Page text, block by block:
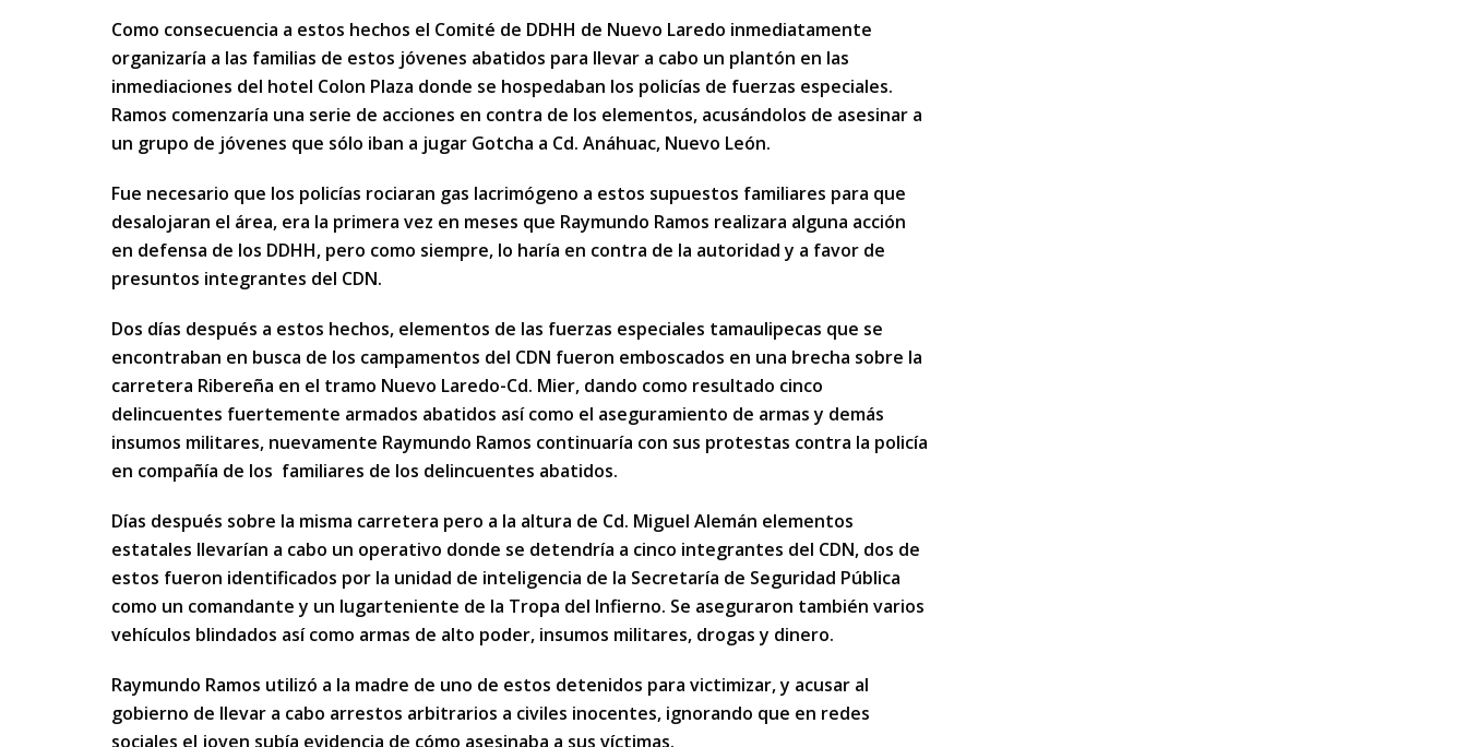
Como consecuencia a estos hechos el Comité de DDHH de Nuevo Laredo inmediatamente
organizaría a las familias de estos jóvenes abatidos para llevar a cabo un plantón en las
inmediaciones del hotel Colon Plaza donde se hospedaban los policías de fuerzas especiales.
Ramos comenzaría una serie de acciones en contra de los elementos, acusándolos de asesinar a
un grupo de jóvenes que sólo iban a jugar Gotcha a Cd. Anáhuac, Nuevo León.
Fue necesario que los policías rociaran gas lacrimógeno a estos supuestos familiares para que
desalojaran el área, era la primera vez en meses que Raymundo Ramos realizara alguna acción
en defensa de los DDHH, pero como siempre, lo haría en contra de la autoridad y a favor de
presuntos integrantes del CDN.
Dos días después a estos hechos, elementos de las fuerzas especiales tamaulipecas que se
encontraban en busca de los campamentos del CDN fueron emboscados en una brecha sobre la
carretera Ribereña en el tramo Nuevo Laredo-Cd. Mier, dando como resultado cinco
delincuentes fuertemente armados abatidos así como el aseguramiento de armas y demás
insumos militares, nuevamente Raymundo Ramos continuaría con sus protestas contra la policía
en compañía de los familiares de los delincuentes abatidos.
Días después sobre la misma carretera pero a la altura de Cd. Miguel Alemán elementos
estatales llevarían a cabo un operativo donde se detendría a cinco integrantes del CDN, dos de
estos fueron identificados por la unidad de inteligencia de la Secretaría de Seguridad Pública
como un comandante y un lugarteniente de la Tropa del Infierno. Se aseguraron también varios
vehículos blindados así como armas de alto poder, insumos militares, drogas y dinero.
Raymundo Ramos utilizó a la madre de uno de estos detenidos para victimizar, y acusar al
gobierno de llevar a cabo arrestos arbitrarios a civiles inocentes, ignorando que en redes
sociales el joven subía evidencia de cómo asesinaba a sus víctimas.